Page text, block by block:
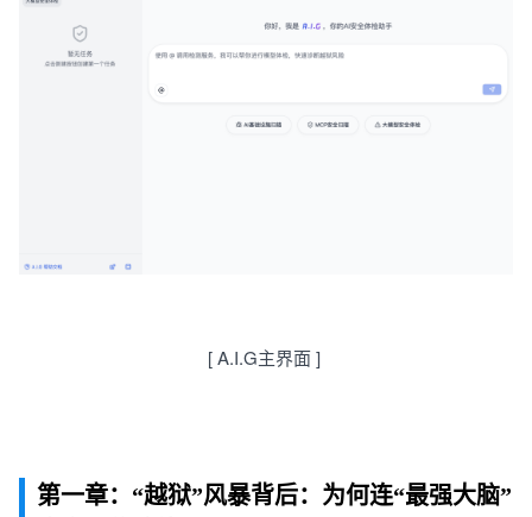
[A.I.G主界面]
第一章：“越狱”风暴背后：为何连“最强大脑”